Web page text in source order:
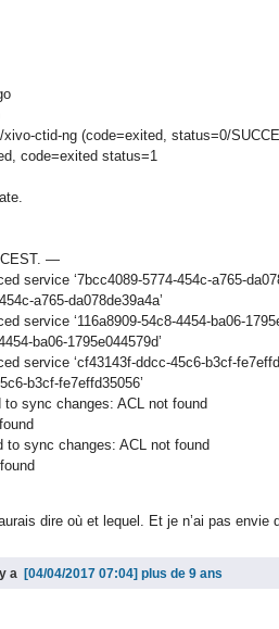
ctid-ng (code=exited, status=0/
code=exited status=1
CEST. —
service ‘7bcc4089-5774-454c-a765-
a765-da078de39a4a’
service ‘116a8909-54c8-4454-ba06-
ba06-1795e044579d’
service ‘cf43143f-ddcc-45c6-b3cf-
b3cf-fe7effd35056’
sync changes: ACL not found
to sync changes: ACL not found
dire où et lequel. Et je n’ai pas
a plus de 9 ans